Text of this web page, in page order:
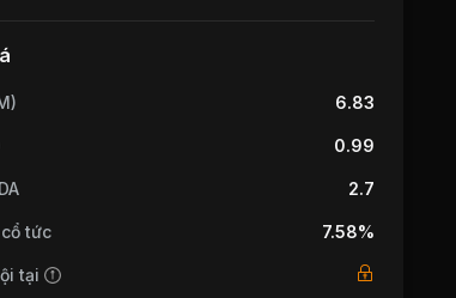
6.83
0.99
2.7
tức 7.58%
tại